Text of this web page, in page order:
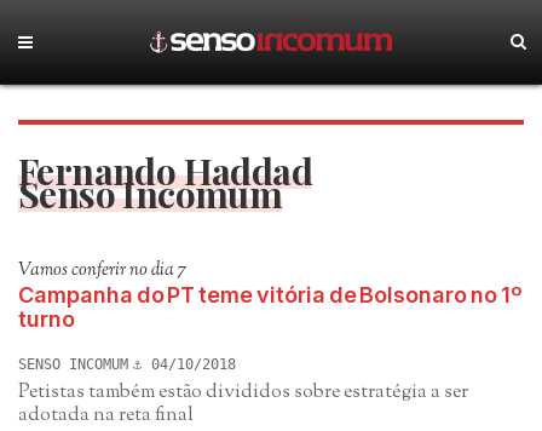
Fernando Haddad
Senso Incomum
Vamos conferir no dia 7
Campanha do PT teme vitória de Bolsonaro no 1º
turno
SENSO INCOMUM 04/10/2018
Petistas também estão divididos sobre estratégia a ser
adotada na reta final